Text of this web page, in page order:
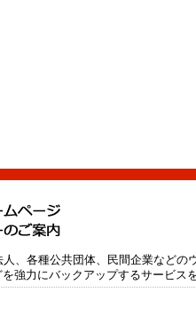
、各種公共団体、民間企業などの
強力にバックアップするサービス